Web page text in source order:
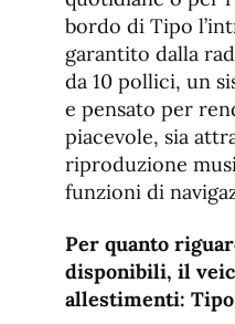
bordo di Tipo
garantito dalla
da 10 pollici, un
e pensato per
piacevole, sia
riproduzione
funzioni di
Per quanto
disponibili, il
allestimenti: